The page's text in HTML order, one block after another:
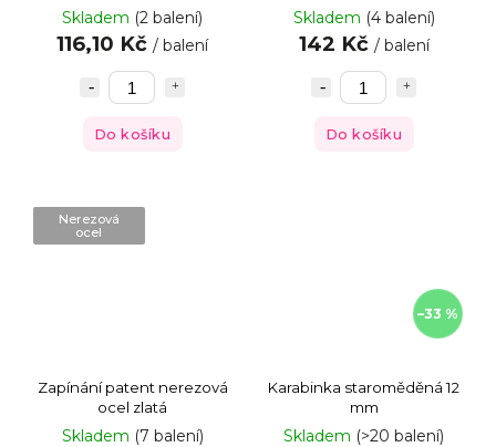
Skladem (2 balení)
116,10 Kč / balení
Do košíku
Skladem (4 balení)
142 Kč / balení
Do košíku
Nerezová
ocel
Zapínání patent nerezová
ocel zlatá
Skladem (7 balení)
–33 %
Karabinka staroměděná 12
mm
Skladem (>20 balení)